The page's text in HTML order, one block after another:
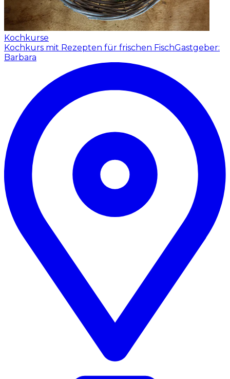
Kochkurse
Kochkurs mit Rezepten für frischen FischGastgeber:
Barbara